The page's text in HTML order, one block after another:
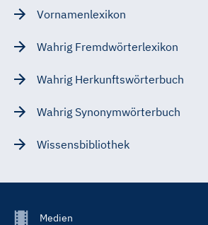
Vornamenlexikon
Wahrig Fremdwörterlexikon
Wahrig Herkunftswörterbuch
Wahrig Synonymwörterbuch
Wissensbibliothek
FooterMedien